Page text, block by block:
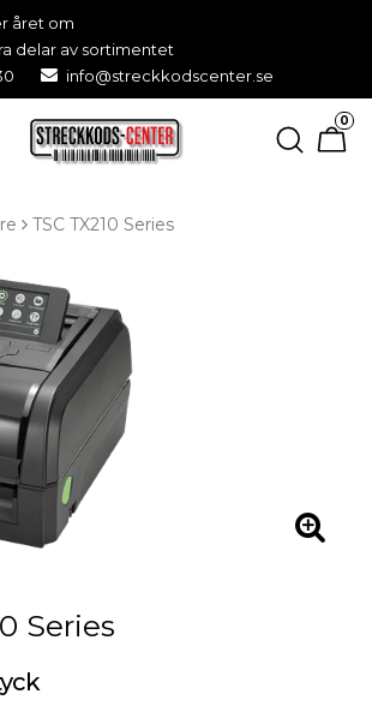
året om
delar av sortimentet
info@streckkodscenter.se
0
TSC TX210 Series
Series